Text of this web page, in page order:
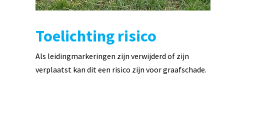
Toelichting risico
Als leidingmarkeringen zijn verwijderd of zijn
verplaatst kan dit een risico zijn voor graafschade.